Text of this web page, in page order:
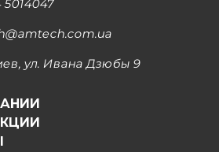
5014047
ул. Ивана Дзюбы 9